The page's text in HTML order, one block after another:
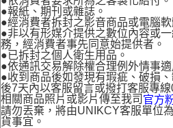
●報紙、期刊或雜誌。
●經消費者拆封之影音商品或電腦軟
●非以有形媒介提供之數位內容或
務，經消費者事先同意始提供者。
●已拆封之個人衛生用品。
●依通訊交易解除權合理例外情事
●收到商品後如發現有瑕疵、破損
後7天內以客服留言或撥打客服專
相關商品照片或影片傳至我司 官方
請勿丟棄，將由UNIKCY客服單位
貨事宜。